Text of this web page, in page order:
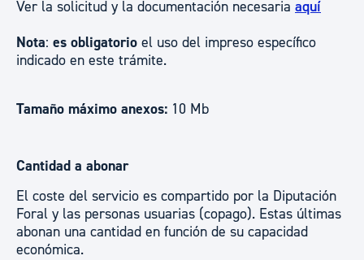
Ver la solicitud y la documentación necesaria aquí
Nota: es obligatorio el uso del impreso específico
indicado en este trámite.
Tamaño máximo anexos: 10 Mb
Cantidad a abonar
El coste del servicio es compartido por la Diputación
Foral y las personas usuarias (copago). Estas últimas
abonan una cantidad en función de su capacidad
económica.